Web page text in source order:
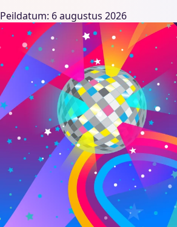
Peildatum: 6 augustus 2026